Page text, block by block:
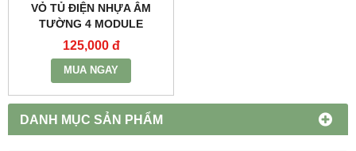
DANH MỤC SẢN PHẨM
VỎ TỦ ĐIỆN NHỰA ÂM
TƯỜNG 4 MODULE
(126X200X90) -
HDPZ50PR4IP30F - HIMEL
125,000 đ
MUA NGAY